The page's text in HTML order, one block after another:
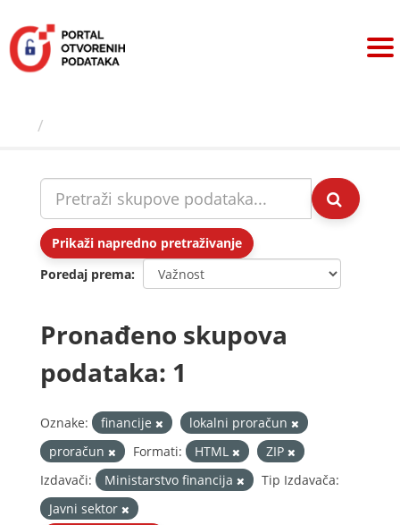
sadržaj
Prikaži napredno pretraživanje
Poredaj prema
Pronađeno skupova
podataka: 1
Oznake: financije
lokalni proračun
proračun
Formati: HTML
ZIP
Izdavači:
Ministarstvo financija
Tip Izdavača:
Javni sektor